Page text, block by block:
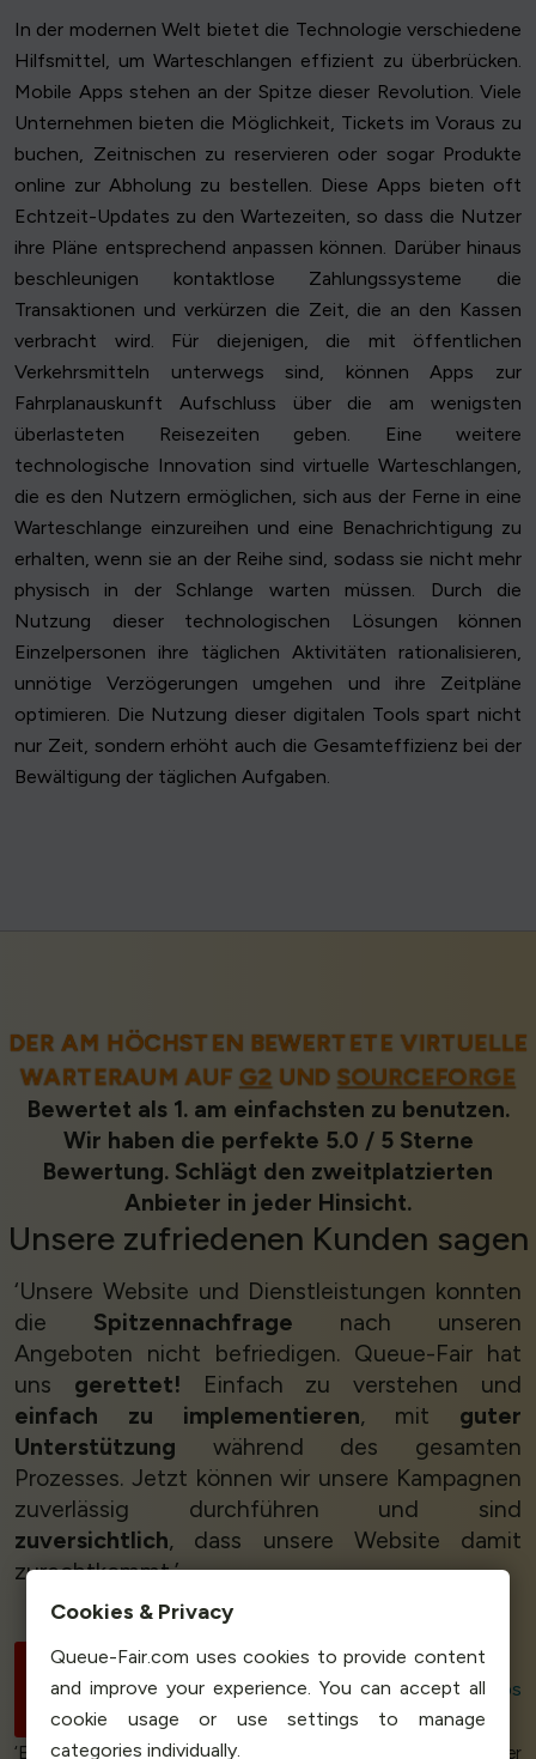
In der modernen Welt bietet die Technologie verschiedene
Hilfsmittel, um Warteschlangen effizient zu überbrücken.
Mobile Apps stehen an der Spitze dieser Revolution. Viele
Unternehmen bieten die Möglichkeit, Tickets im Voraus zu
buchen, Zeitnischen zu reservieren oder sogar Produkte
online zur Abholung zu bestellen. Diese Apps bieten oft
Echtzeit-Updates zu den Wartezeiten, so dass die Nutzer
ihre Pläne entsprechend anpassen können. Darüber hinaus
beschleunigen kontaktlose Zahlungssysteme die
Transaktionen und verkürzen die Zeit, die an den Kassen
verbracht wird. Für diejenigen, die mit öffentlichen
Verkehrsmitteln unterwegs sind, können Apps zur
Fahrplanauskunft Aufschluss über die am wenigsten
überlasteten Reisezeiten geben. Eine weitere
technologische Innovation sind virtuelle Warteschlangen,
die es den Nutzern ermöglichen, sich aus der Ferne in eine
Warteschlange einzureihen und eine Benachrichtigung zu
erhalten, wenn sie an der Reihe sind, sodass sie nicht mehr
physisch in der Schlange warten müssen. Durch die
Nutzung dieser technologischen Lösungen können
Einzelpersonen ihre täglichen Aktivitäten rationalisieren,
unnötige Verzögerungen umgehen und ihre Zeitpläne
optimieren. Die Nutzung dieser digitalen Tools spart nicht
nur Zeit, sondern erhöht auch die Gesamteffizienz bei der
Bewältigung der täglichen Aufgaben.
DER AM HÖCHSTEN BEWERTETE VIRTUELLE
WARTERAUM AUF G2 UND SOURCEFORGE
Bewertet als 1. am einfachsten zu benutzen.
Wir haben die perfekte 5.0 / 5 Sterne
Bewertung. Schlägt den zweitplatzierten
Anbieter in jeder Hinsicht.
Unsere zufriedenen Kunden sagen
‘Unsere Website und Dienstleistungen konnten
die Spitzennachfrage nach unseren
Angeboten nicht befriedigen. Queue-Fair hat
uns gerettet! Einfach zu verstehen und
einfach zu implementieren, mit guter
Unterstützung während des gesamten
Prozesses. Jetzt können wir unsere Kampagnen
zuverlässig durchführen und sind
zuversichtlich, dass unsere Website damit
zurechtkommt.’
Jem Marsh
Head of EngineeringSun Apps
and Sun Savers
‘Eine Stress-Killer-App! Wir wussten, dass ein neuer
Cookies & Privacy
Queue-Fair.com uses cookies to provide content
and improve your experience. You can accept all
cookie usage or use settings to manage
categories individually.